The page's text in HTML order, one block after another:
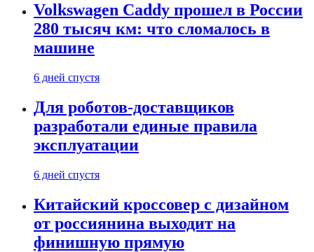
Volkswagen Caddy прошел в России
280 тысяч км: что сломалось в
машине
6 дней спустя
Для роботов-доставщиков
разработали единые правила
эксплуатации
6 дней спустя
Китайский кроссовер с дизайном
от россиянина выходит на
финишную прямую